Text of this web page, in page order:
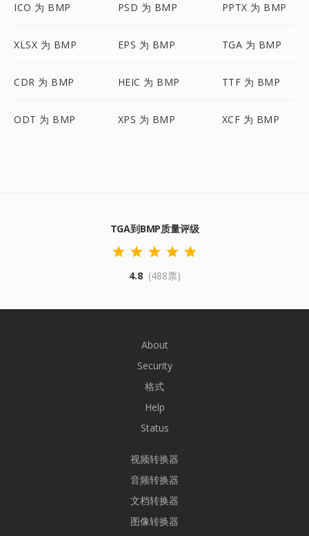
ICO 为 BMP PSD 为 BMP PPTX 为 BMP
XLSX 为 BMP EPS 为 BMP TGA 为 BMP
CDR 为 BMP HEIC 为 BMP TTF 为 BMP
ODT 为 BMP XPS 为 BMP XCF 为 BMP
TGA到BMP质量评级
4.8 (488票)
About
Security
格式
Help
Status
视频转换器
音频转换器
文档转换器
图像转换器